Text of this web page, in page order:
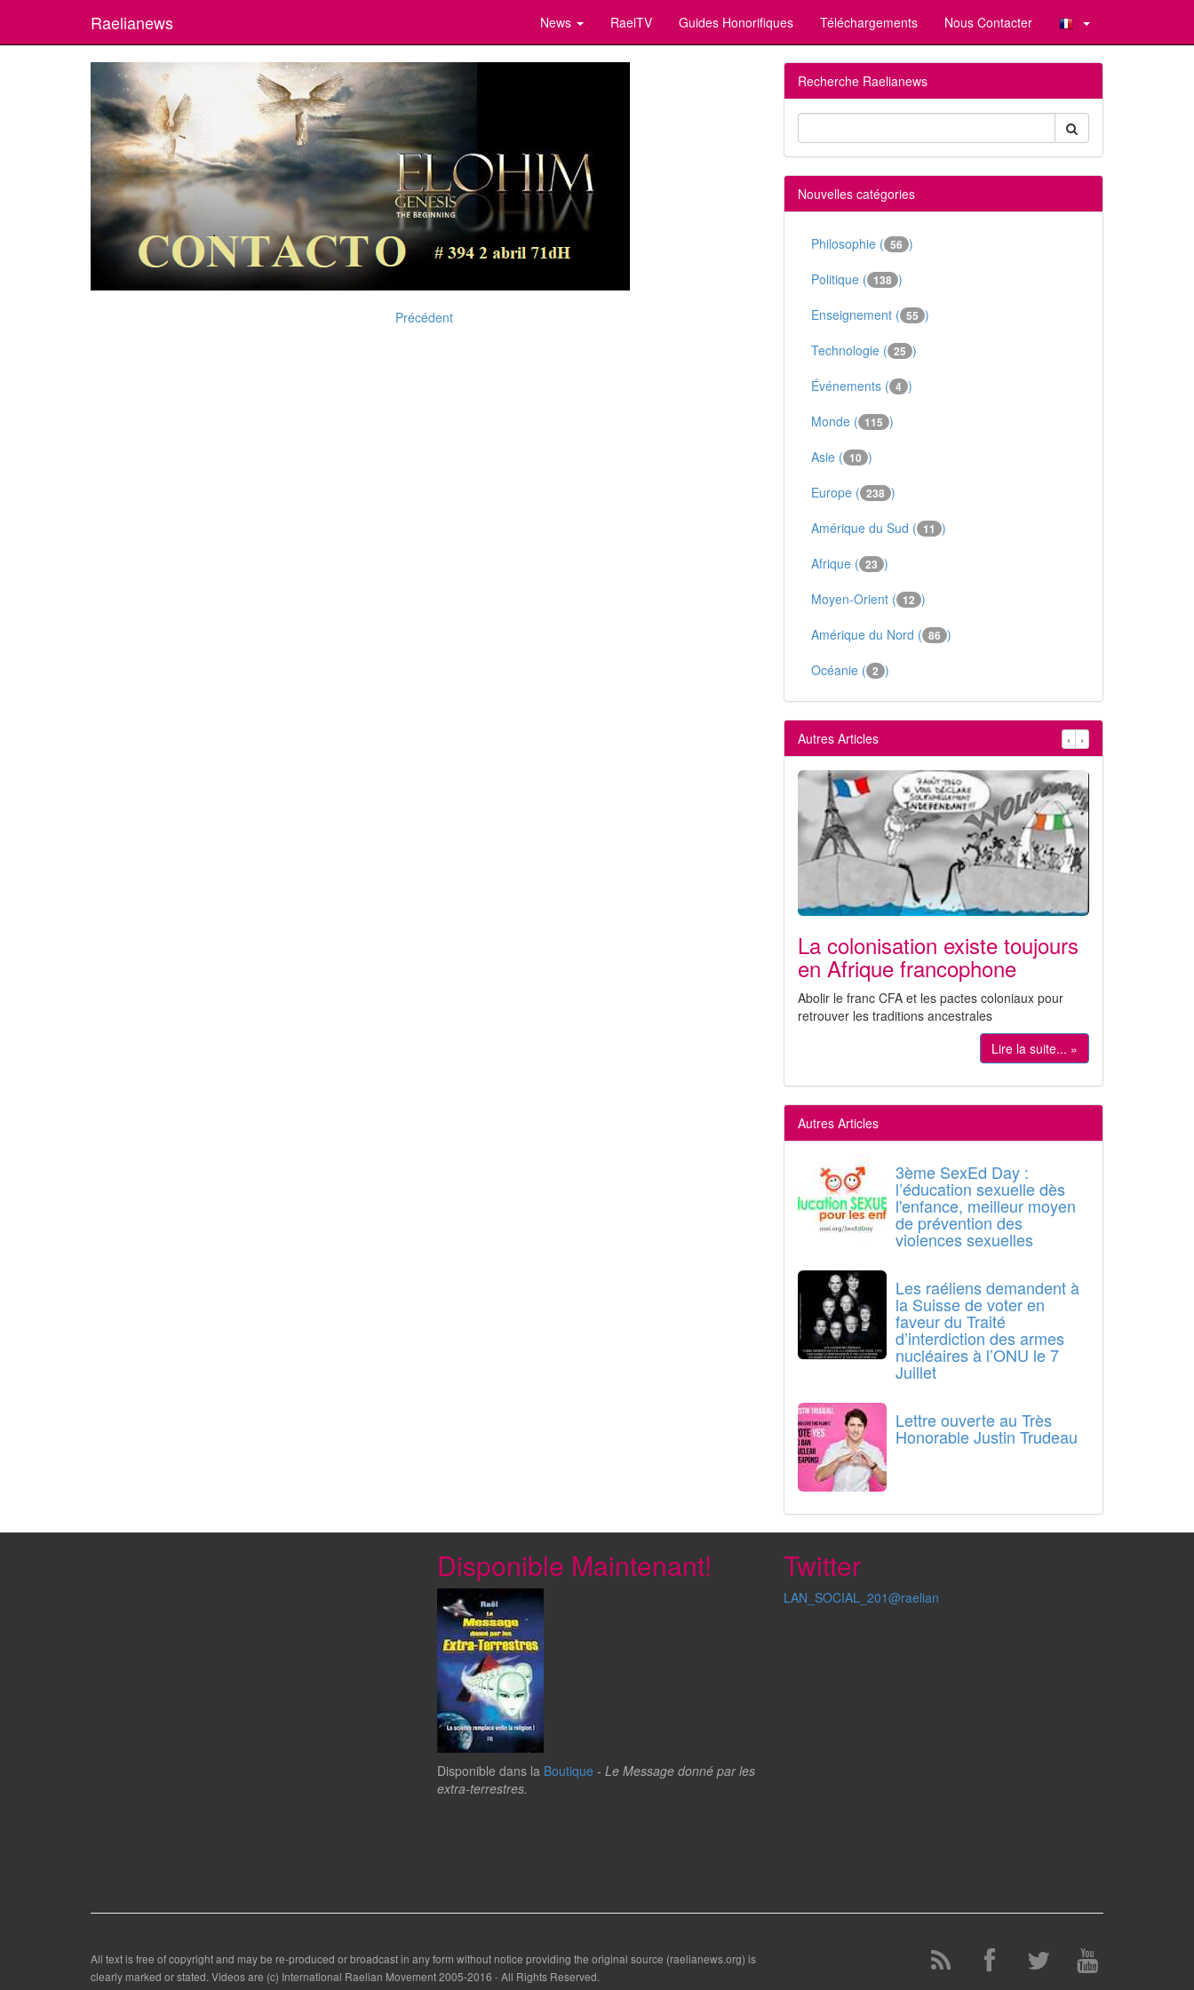
Raelianews News RaelTV Guides Honorifiques Téléchargements Nous Contacter
Précédent
Recherche Raelianews
Nouvelles catégories
Philosophie ( 56 )
Politique ( 138 )
Enseignement ( 55 )
Technologie ( 25 )
Événements ( 4 )
Monde ( 115 )
Asie ( 10 )
Europe ( 238 )
Amérique du Sud ( 11 )
Afrique ( 23 )
Moyen-Orient ( 12 )
Amérique du Nord ( 86 )
Océanie ( 2 )
Autres Articles ‹ ›
La colonisation existe toujours
en Afrique francophone
Abolir le franc CFA et les pactes coloniaux pour
retrouver les traditions ancestrales
Lire la suite... »
Autres Articles
3ème SexEd Day :
l’éducation sexuelle dès
l'enfance, meilleur moyen
de prévention des
violences sexuelles
Les raéliens demandent à
la Suisse de voter en
faveur du Traité
d’interdiction des armes
nucléaires à l’ONU le 7
Juillet
Lettre ouverte au Très
Honorable Justin Trudeau
Disponible Maintenant!
Disponible dans la Boutique - Le Message donné par les
extra-terrestres.
Twitter
LAN_SOCIAL_201@raelian
All text is free of copyright and may be re-produced or broadcast in any form without notice providing the original source (raelianews.org) is
clearly marked or stated. Videos are (c) International Raelian Movement 2005-2016 - All Rights Reserved.